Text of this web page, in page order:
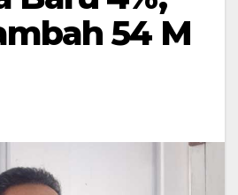
54 M